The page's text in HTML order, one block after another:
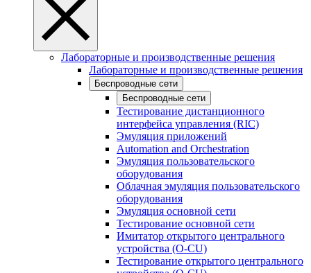
Лабораторные и производственные решения
Лабораторные и производственные решения
Беспроводные сети
Беспроводные сети
Тестирование дистанционного
интерфейса управления (RIC)
Эмуляция приложений
Automation and Orchestration
Эмуляция пользовательского
оборудования
Облачная эмуляция пользовательского
оборудования
Эмуляция основной сети
Тестирование основной сети
Имитатор открытого центрального
устройства (O-CU)
Тестирование открытого центрального